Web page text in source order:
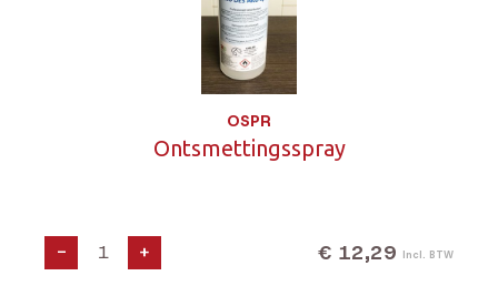
OSPR
Ontsmettingsspray
- + € 12,29 Incl. BTW